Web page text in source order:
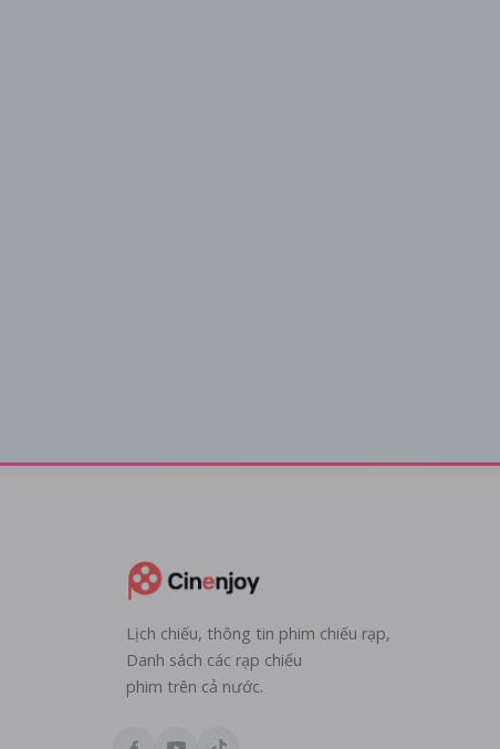
Lịch chiếu, thông tin phim chiếu rạp,
Danh sách các rạp chiếu
phim trên cả nước.